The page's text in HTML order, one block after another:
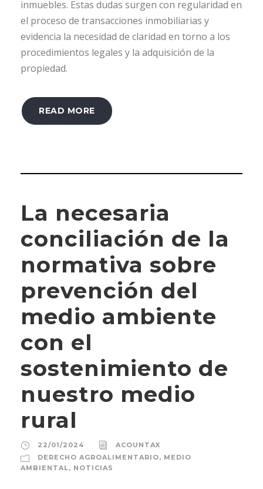
inmuebles. Estas dudas surgen con regularidad en
el proceso de transacciones inmobiliarias y
evidencia la necesidad de claridad en torno a los
procedimientos legales y la adquisición de la
propiedad.
READ MORE
La necesaria
conciliación de la
normativa sobre
prevención del
medio ambiente
con el
sostenimiento de
nuestro medio
rural
22/01/2024
ACOUNTAX
DERECHO AGROALIMENTARIO, MEDIO
AMBIENTAL, NOTICIAS